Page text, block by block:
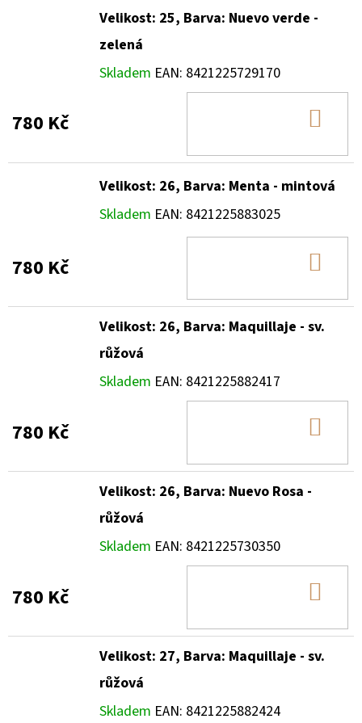
Velikost: 25, Barva: Nuevo verde -
zelená
Skladem EAN: 8421225729170
780 Kč
Velikost: 26, Barva: Menta - mintová
Skladem EAN: 8421225883025
780 Kč
Velikost: 26, Barva: Maquillaje - sv.
růžová
Skladem EAN: 8421225882417
780 Kč
Velikost: 26, Barva: Nuevo Rosa -
růžová
Skladem EAN: 8421225730350
780 Kč
Velikost: 27, Barva: Maquillaje - sv.
růžová
Skladem EAN: 8421225882424